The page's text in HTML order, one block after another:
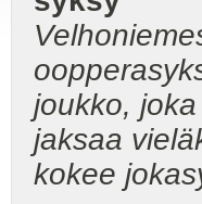
joukko,
jaksaa
kokee